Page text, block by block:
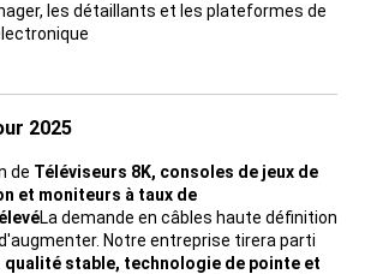
les détaillants et les plateformes de
2025
de Téléviseurs 8K, consoles de jeux de
et moniteurs à taux de
La demande en câbles haute définition
Notre entreprise tirera parti
qualité stable, technologie de pointe et